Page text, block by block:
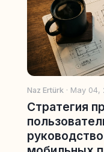
Naz Ertürk · May 04,
Стратегия